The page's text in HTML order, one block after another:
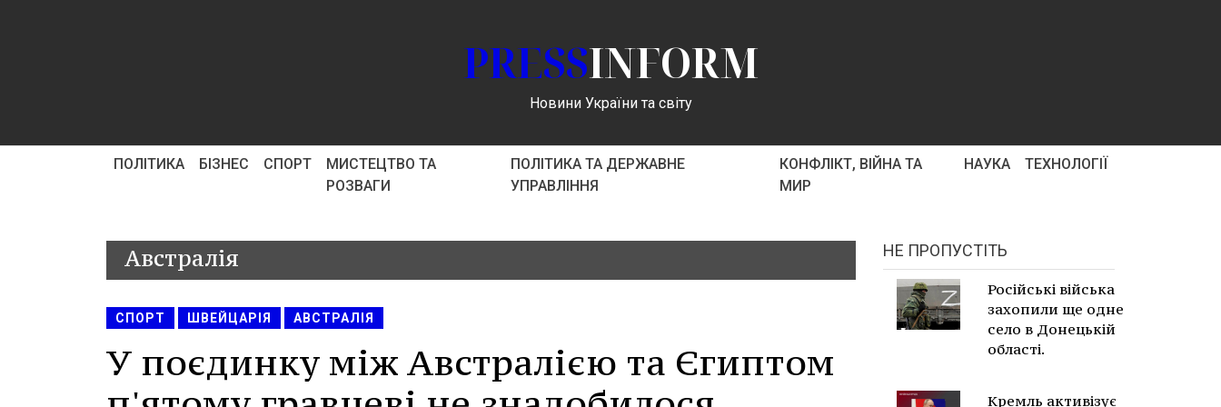
PRESSINFORM
Новини України та світу
ПОЛІТИКА БІЗНЕС СПОРТ
МИСТЕЦТВО ТА
РОЗВАГИ
ПОЛІТИКА ТА ДЕРЖАВНЕ
УПРАВЛІННЯ
КОНФЛІКТ, ВІЙНА ТА
МИР
НАУКА ТЕХНОЛОГІЇ
Австралія
СПОРТ ШВЕЙЦАРІЯ АВСТРАЛІЯ
У поєдинку між Австралією та Єгиптом
НЕ ПРОПУСТІТЬ
Російські війська
захопили ще одне
село в Донецькій
області.
Кремль активізує